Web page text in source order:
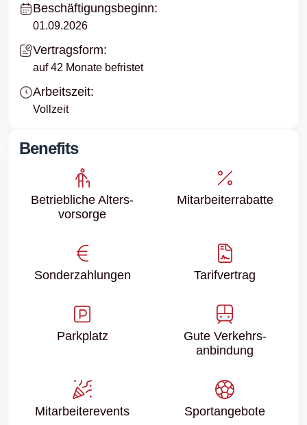
Beschäftigungsbeginn:
01.09.2026
Vertragsform:
auf 42 Monate befristet
Arbeitszeit:
Vollzeit
Benefits
Betriebliche Alters­
vorsorge
Mitarbeiter­rabatte
Sonder­zahlungen Tarifvertrag
Parkplatz
Gute Verkehrs­
anbindung
Mitarbeiter­events Sport­angebote